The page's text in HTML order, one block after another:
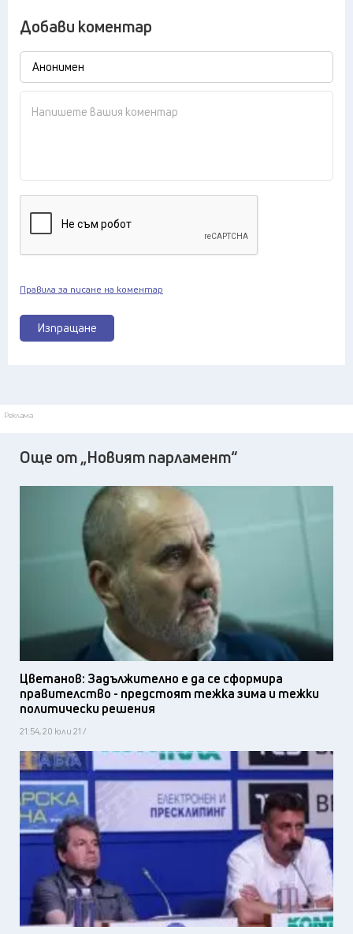
Добави коментар
Изпращане
Правила за писане на коментар
Реклама
Още от „Новият парламент“
Цветанов: Задължително е да се сформира
правителство - предстоят тежка зима и тежки
политически решения
21:54, 20 юли 21 /